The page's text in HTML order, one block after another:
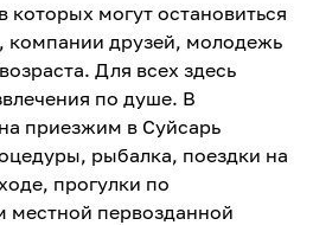
которых могут остановиться
компании друзей, молодежь
Для всех здесь
по душе. В
приезжим в Суйсарь
рыбалка, поездки на
прогулки по
первозданной